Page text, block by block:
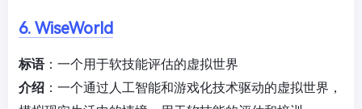
6. WiseWorld
标语：一个用于软技能评估的虚拟世界
介绍 ：一个通过人工智能和游戏化技术驱动的虚拟世界，